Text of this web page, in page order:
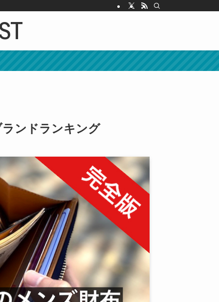
ンドランキング